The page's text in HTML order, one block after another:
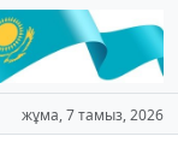
жұма, 7 тамыз, 2026